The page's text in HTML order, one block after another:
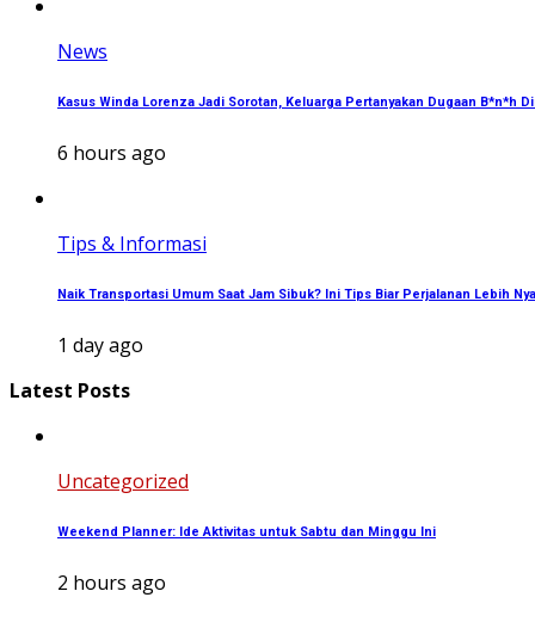
News
Kasus Winda Lorenza Jadi Sorotan, Keluarga Pertanyakan Dugaan B*n*h
6 hours ago
Tips & Informasi
Naik Transportasi Umum Saat Jam Sibuk? Ini Tips Biar Perjalanan Lebih
1 day ago
Latest Posts
Uncategorized
Weekend Planner: Ide Aktivitas untuk Sabtu dan Minggu Ini
2 hours ago